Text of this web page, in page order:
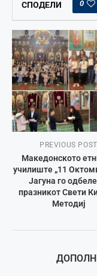
СПОДЕЛИ 0
PREVIOUS POST
Македонското
училиште „11
Јагуна го
празникот Свети
Методиј